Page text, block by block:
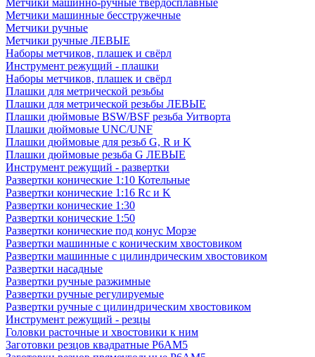
Метчики машинно-ручные твёрдосплавные
Метчики машинные бесстружечные
Метчики ручные
Метчики ручные ЛЕВЫЕ
Наборы метчиков, плашек и свёрл
Инструмент режущий - плашки
Наборы метчиков, плашек и свёрл
Плашки для метрической резьбы
Плашки для метрической резьбы ЛЕВЫЕ
Плашки дюймовые BSW/BSF резьба Уитворта
Плашки дюймовые UNC/UNF
Плашки дюймовые для резьб G, R и K
Плашки дюймовые резьба G ЛЕВЫЕ
Инструмент режущий - развертки
Развертки конические 1:10 Котельные
Развертки конические 1:16 Rc и K
Развертки конические 1:30
Развертки конические 1:50
Развертки конические под конус Морзе
Развертки машинные с коническим хвостовиком
Развертки машинные с цилиндрическим хвостовиком
Развертки насадные
Развертки ручные разжимные
Развертки ручные регулируемые
Развертки ручные с цилиндрическим хвостовиком
Инструмент режущий - резцы
Головки расточные и хвостовики к ним
Заготовки резцов квадратные Р6АМ5